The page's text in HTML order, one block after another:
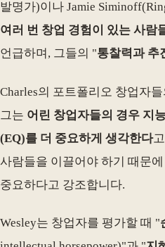
발명가)이나 Jamie
여러 번 창업 경험이 있는 사람
언급하며, 그들의 "통찰력과 추
Charles의 포트폴리오 창업자들
그는 어린 창업자들의 경우 지
(EQ)를 더 중요하게 생각한다
사람들을 이끌어야 하기 때문에
중요하다고 강조합니다.
Wesley는 창업자를 평가할 때 "